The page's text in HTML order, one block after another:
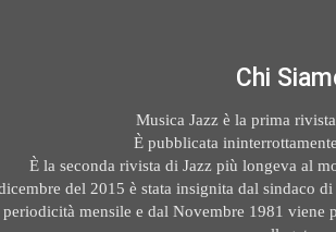
Chi
Musica Jazz è la prima
È pubblicata
È la seconda rivista di Jazz più longeva al
del 2015 è stata insignita dal sindaco
periodicità mensile e dal Novembre 1981 viene